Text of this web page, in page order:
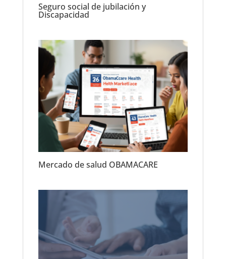
Seguro social de jubilación y
Discapacidad
Mercado de salud OBAMACARE